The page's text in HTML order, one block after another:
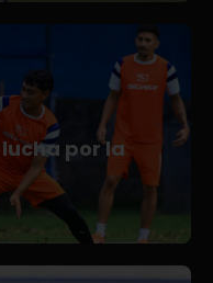
por la